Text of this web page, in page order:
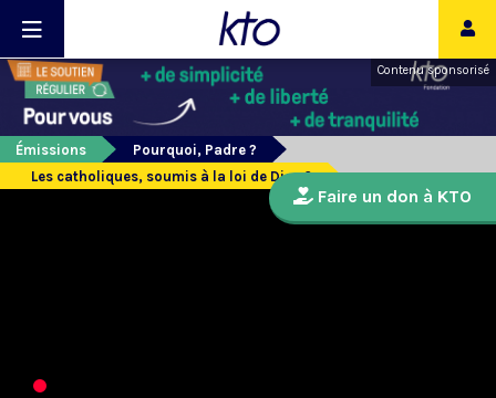
Contenu sponsorisé
Émissions
Pourquoi, Padre ?
Les catholiques, soumis à la loi de Dieu ?
Faire un don à KTO